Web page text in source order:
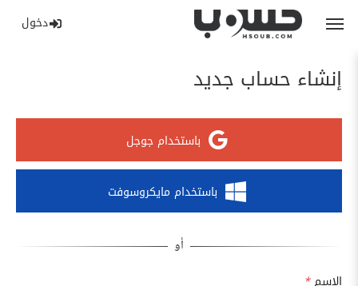
دخول
إنشاء حساب جديد
باستخدام جوجل
باستخدام مايكروسوفت
الاسم *